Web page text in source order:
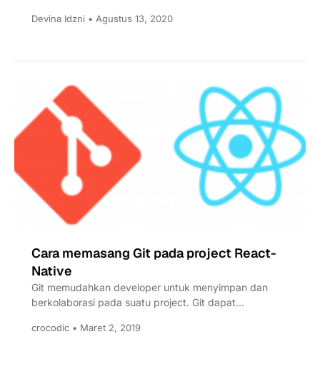
bisnis...
Devina Idzni • Agustus 13, 2020
Cara memasang Git pada project React-
Native
Git memudahkan developer untuk menyimpan dan
berkolaborasi pada suatu project. Git dapat
crocodic • Maret 2, 2019